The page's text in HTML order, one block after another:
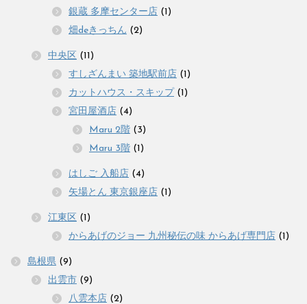
銀蔵 多摩センター店 (1)
畑deきっちん (2)
中央区 (11)
すしざんまい 築地駅前店 (1)
カットハウス・スキップ (1)
宮田屋酒店 (4)
Maru 2階 (3)
Maru 3階 (1)
はしご 入船店 (4)
矢場とん 東京銀座店 (1)
江東区 (1)
からあげのジョー 九州秘伝の味 からあげ専門店 (1)
島根県 (9)
出雲市 (9)
八雲本店 (2)